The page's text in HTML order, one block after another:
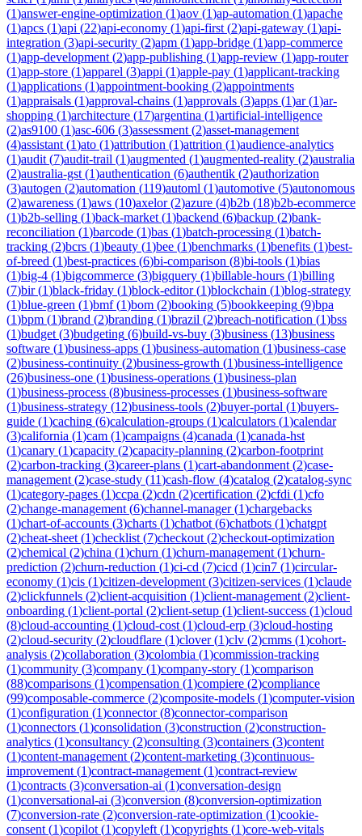
(1)answer-engine-optimization (1)aov (1)ap-automation (1)apache
(1)apcs (1)api (22)api-economy (1)api-first (2)api-gateway (1)api-
integration (3)api-security (2)apm (1)app-bridge (1)app-commerce
(1)app-development (2)app-publishing (1)app-review (1)app-router
(1)app-store (1)apparel (3)appi (1)apple-pay (1)applicant-tracking
(1)applications (1)appointment-booking (2)appointments
(1)appraisals (1)approval-chains (1)approvals (3)apps (1)ar(1)ar-
shopping (1)architecture (17)argentina (1)artificial-intelligence
(2)as9100 (1)asc-606 (3)assessment (2)asset-management
(4)assistant (1)ato (1)attribution (1)attrition (1)audience-analytics
(1)audit (7)audit-trail (1)augmented (1)augmented-reality (2)australia
(2)australia-gst (1)authentication (6)authentik (2)authorization
(3)autogen (2)automation (119)automl (1)automotive (5)autonomous
(2)awareness (1)aws (10)axelor(2)azure (4)b2b (18)b2b-ecommerce
(1)b2b-selling (1)back-market (1)backend (6)backup (2)bank-
reconciliation (1)barcode (1)bas (1)batch-processing (1)batch-
tracking (2)bcrs (1)beauty (1)bee (1)benchmarks (1)benefits (1)best-
of-breed (1)best-practices (6)bi-comparison (8)bi-tools (1)bias
(1)big-4 (1)bigcommerce (3)bigquery (1)billable-hours (1)billing
(7)bir(1)black-friday (1)block-editor(1)blockchain (1)blog-strategy
(1)blue-green (1)bmf(1)bom (2)booking (5)bookkeeping (9)bpa
(1)bpm (1)brand (2)branding (1)brazil (2)breach-notification (1)bss
(1)budget (3)budgeting (6)build-vs-buy (3)business (13)business
software (1)business-apps (1)business-automation (1)business-case
(2)business-continuity (2)business-growth (1)business-intelligence
(26)business-one (1)business-operations (1)business-plan
(1)business-process (8)business-processes (1)business-software
(1)business-strategy (12)business-tools (2)buyer-portal (1)buyers-
guide (1)caching (6)calculation-groups (1)calculators (1)calendar
(3)california (1)cam (1)campaigns (4)canada (1)canada-hst
(1)canary (1)capacity (2)capacity-planning (2)carbon-footprint
(2)carbon-tracking (3)career-plans (1)cart-abandonment (2)case-
management (2)case-study (11)cash-flow (4)catalog (2)catalog-sync
(1)category-pages (1)ccpa (2)cdn (2)certification (2)cfdi (1)cfo
(2)change-management (6)channel-manager(1)chargebacks
(1)chart-of-accounts (3)charts (1)chatbot (6)chatbots (1)chatgpt
(2)cheat-sheet (1)checklist (7)checkout (2)checkout-optimization
(2)chemical (2)china (1)churn (1)churn-management (1)churn-
prediction (2)churn-reduction (1)ci-cd (7)cicd (1)cin7 (1)circular-
economy (1)cis (1)citizen-development (3)citizen-services (1)claude
(2)clickfunnels (2)client-acquisition (1)client-management (2)client-
onboarding (1)client-portal (2)client-setup (1)client-success (1)cloud
(8)cloud-accounting (1)cloud-cost (1)cloud-erp (3)cloud-hosting
(2)cloud-security (2)cloudflare (1)clover(1)clv (2)cmms (1)cohort-
analysis (2)collaboration (3)colombia (1)commission-tracking
(1)community (3)company (1)company-story (1)comparison
(88)comparisons (1)compensation (1)compiere (2)compliance
(99)composable-commerce (2)composite-models (1)computer-vision
(1)configuration (1)connector(8)connector-comparison
(1)connectors (1)consolidation (3)construction (2)construction-
analytics (1)consultancy (2)consulting (3)containers (3)content
(1)content-management (2)content-marketing (3)continuous-
improvement (1)contract-management (1)contract-review
(1)contracts (3)conversation-ai (1)conversation-design
(1)conversational-ai (3)conversion (8)conversion-optimization
(7)conversion-rate (2)conversion-rate-optimization (1)cookie-
consent (1)copilot (1)copyleft (1)copyrights (1)core-web-vitals